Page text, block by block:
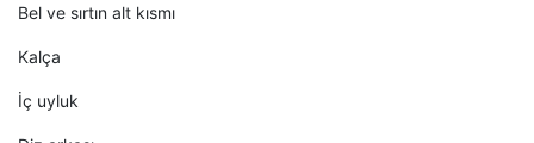
Bel ve sırtın alt kısmı
Kalça
İç uyluk